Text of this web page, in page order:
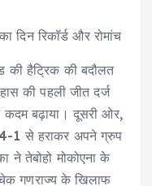
दिन रिकॉर्ड और रोमांच
की हैट्रिक की बदौलत
की पहली जीत दर्ज
बढ़ाया। दूसरी ओर,
4-1 से हराकर अपने ग्रुप
ने तेबोहो मोकोएना के
गणराज्य के खिलाफ